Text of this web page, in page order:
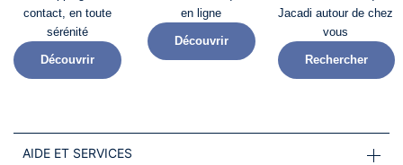
contact, en toute
sérénité​
Découvrir
en ligne
Découvrir
Jacadi autour de chez
vous
Rechercher
AIDE ET SERVICES